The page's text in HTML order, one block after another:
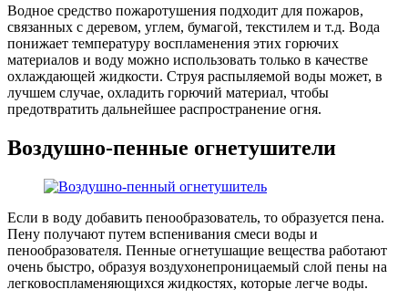
Водное средство пожаротушения подходит для пожаров,
связанных с деревом, углем, бумагой, текстилем и т.д. Вода
понижает температуру воспламенения этих горючих
материалов и воду можно использовать только в качестве
охлаждающей жидкости. Струя распыляемой воды может, в
лучшем случае, охладить горючий материал, чтобы
предотвратить дальнейшее распространение огня.
Воздушно-пенные огнетушители
Если в воду добавить пенообразователь, то образуется пена.
Пену получают путем вспенивания смеси воды и
пенообразователя. Пенные огнетушащие вещества работают
очень быстро, образуя воздухонепроницаемый слой пены на
легковоспламеняющихся жидкостях, которые легче воды.